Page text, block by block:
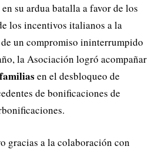
su ardua batalla a favor de los
los incentivos italianos a la
un compromiso ininterrumpido
la Asociación logró acompañar
en el desbloqueo de
de bonificaciones de
gracias a la colaboración con